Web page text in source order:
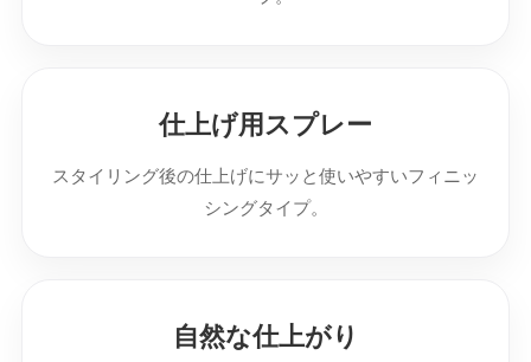
仕上げ用スプレー
スタイリング後の仕上げにサッと使いやすいフィニッ
シングタイプ。
自然な仕上がり